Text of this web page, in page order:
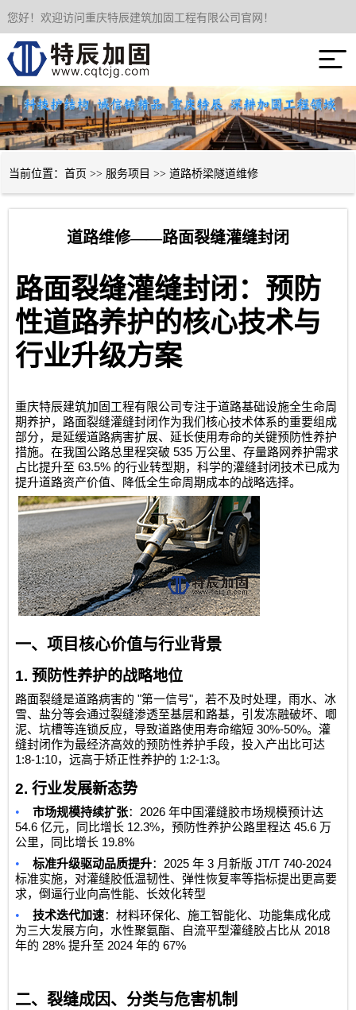
您好！欢迎访问重庆特辰建筑加固工程有限公司官网！

网站首页
服务项目
联系我们
当前位置： 首页 >> 服务项目 >> 道路桥梁隧道维修
道路维修——路面裂缝灌缝封闭
路面裂缝灌缝封闭：预防
性道路养护的核心技术与
行业升级方案
重庆特辰建筑加固工程有限公司专注于道路基础设施全生命周
期养护，路面裂缝灌缝封闭作为我们核心技术体系的重要组成
部分，是延缓道路病害扩展、延长使用寿命的关键预防性养护
措施。在我国公路总里程突破 535 万公里、存量路网养护需求
占比提升至 63.5% 的行业转型期，科学的灌缝封闭技术已成为
提升道路资产价值、降低全生命周期成本的战略选择。
一、项目核心价值与行业背景
1.预防性养护的战略地位
路面裂缝是道路病害的 "第一信号"，若不及时处理，雨水、冰
雪、盐分等会通过裂缝渗透至基层和路基，引发冻融破坏、唧
泥、坑槽等连锁反应，导致道路使用寿命缩短 30%-50%。灌
缝封闭作为最经济高效的预防性养护手段，投入产出比可达
1:8-1:10，远高于矫正性养护的 1:2-1:3。
2.行业发展新态势
• 市场规模持续扩张：2026年中国灌缝胶市场规模预计达
54.6亿元，同比增长 12.3%，预防性养护公路里程达 45.6 万
公里，同比增长 19.8%
•
标准升级驱动品质提升：2025年 3 月新版 JT/T 740-2024
标准实施，对灌缝胶低温韧性、弹性恢复率等指标提出更高要
求，倒逼行业向高性能、长效化转型
• 技术迭代加速：材料环保化、施工智能化、功能集成化成
为三大发展方向，水性聚氨酯、自流平型灌缝胶占比从 2018
年的 28%提升至 2024年的 67%
二、裂缝成因、分类与危害机制